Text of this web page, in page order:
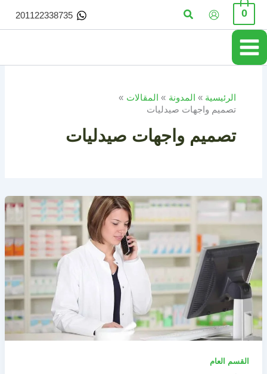
تخطي
المحتوى
0 البحث 201122338735
الرئيسية المدونة
المقالات
تصميم واجهات صيدليات
تصميم واجهات صيدليات
القسم العام